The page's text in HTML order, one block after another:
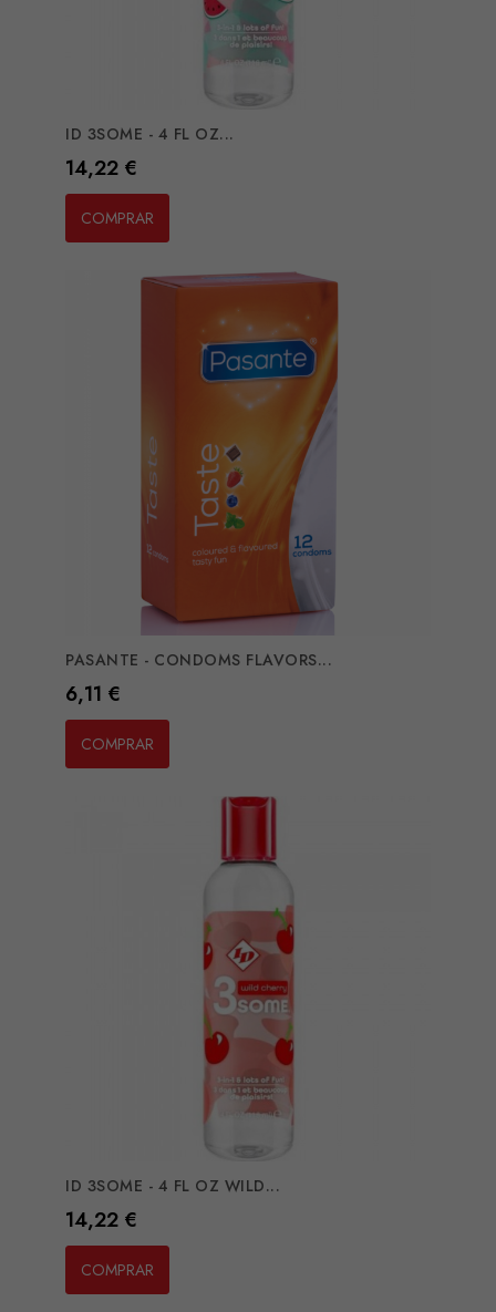
ID 3SOME - 4 FL OZ...
Preço
14,22 €
COMPRAR
PASANTE - CONDOMS FLAVORS...
Preço
6,11 €
COMPRAR
ID 3SOME - 4 FL OZ WILD...
Preço
14,22 €
COMPRAR